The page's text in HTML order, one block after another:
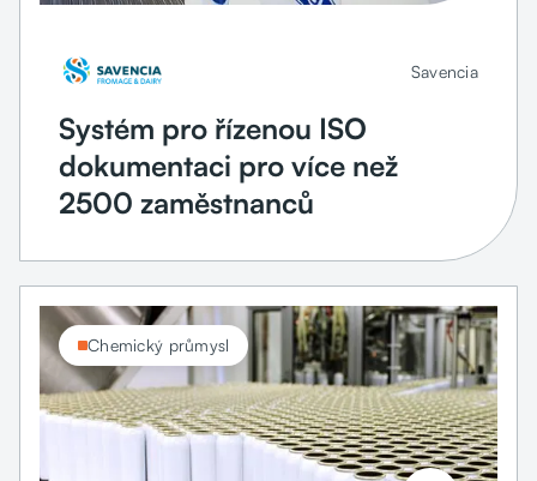
Savencia
Systém pro řízenou ISO
dokumentaci pro více než
2500 zaměstnanců
Chemický průmysl